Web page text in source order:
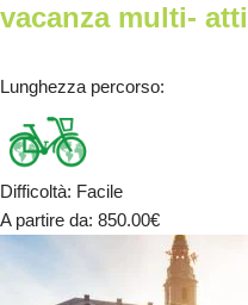
vacanza multi-
Lunghezza percorso:
Difficoltà: Facile
A partire da: 850.00€